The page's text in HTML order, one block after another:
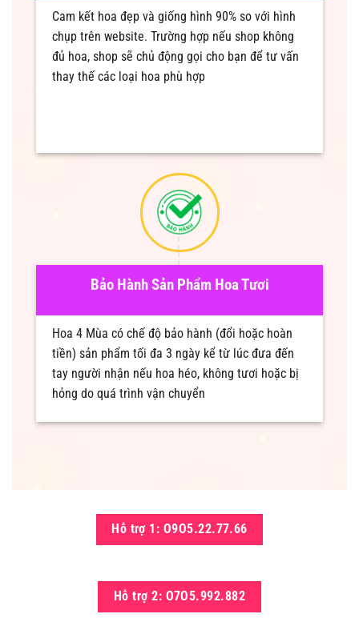
Cam kết hoa đẹp và giống hình 90% so với hình
chụp trên website. Trường hợp nếu shop không
đủ hoa, shop sẽ chủ động gọi cho bạn để tư vấn
thay thế các loại hoa phù hợp
Bảo Hành Sản Phẩm Hoa Tươi
Hoa 4 Mùa có chế độ bảo hành (đổi hoặc hoàn
tiền) sản phẩm tối đa 3 ngày kể từ lúc đưa đến
tay người nhận nếu hoa héo, không tươi hoặc bị
hỏng do quá trình vận chuyển
Hỗ trợ 1: O9O5.22.77.66
Hỗ trợ 2: O7O5.992.882